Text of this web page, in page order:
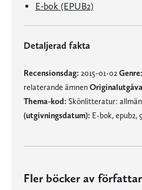
E-bok (EPUB2)
Detaljerad fakta
Recensionsdag: 2015-01-02 Genre:
relaterande ämnen
Thema-kod: Skönlitteratur:
(utgivningsdatum): E-bok, epub2,
Fler böcker av